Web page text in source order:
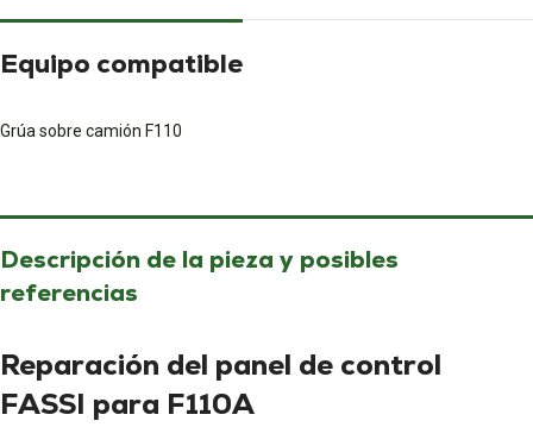
Equipo compatible
Grúa sobre camión F110
Descripción de la pieza y posibles
referencias
Reparación del panel de control
FASSI para F110A